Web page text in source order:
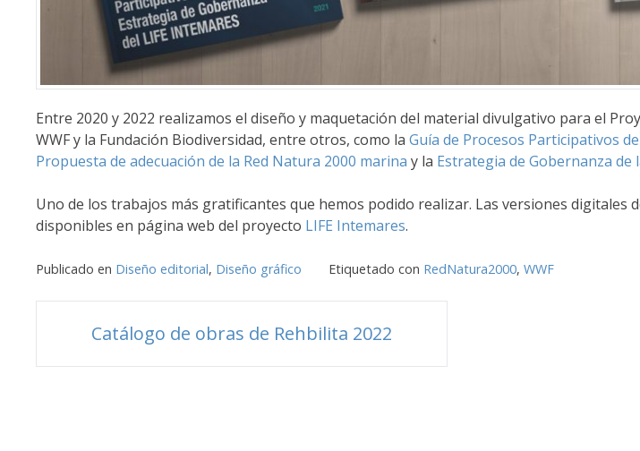
Entre 2020 y 2022 realizamos el diseño y maquetación del material divulgativo para el
WWF y la Fundación Biodiversidad, entre otros, como la Guía de Procesos Participativos
Propuesta de adecuación de la Red Natura 2000 marina y la Estrategia de Gobernanza de
Uno de los trabajos más gratificantes que hemos podido realizar. Las versiones digitales
disponibles en página web del proyecto LIFE Intemares.
Publicado en Diseño editorial, Diseño gráfico Etiquetado con RedNatura2000, WWF
Navegación
de
Catálogo de obras de Rehbilita 2022